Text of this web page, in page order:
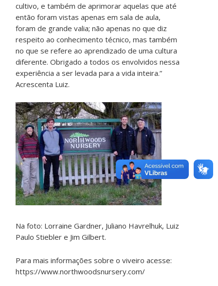
cultivo, e também de aprimorar aquelas que até
então foram vistas apenas em sala de aula,
foram de grande valia; não apenas no que diz
respeito ao conhecimento técnico, mas também
no que se refere ao aprendizado de uma cultura
diferente. Obrigado a todos os envolvidos nessa
experiência a ser levada para a vida inteira.”
Acrescenta Luiz.
Na foto: Lorraine Gardner, Juliano Havrelhuk, Luiz
Paulo Stiebler e Jim Gilbert.
Para mais informações sobre o viveiro acesse:
https://www.northwoodsnursery.com/